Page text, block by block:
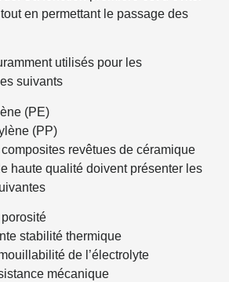
en permettant le passage des
utilisés pour les
suivants
(PE)
(PP)
revêtues de céramique
haute qualité doivent présenter les
stabilité thermique
de l’électrolyte
mécanique